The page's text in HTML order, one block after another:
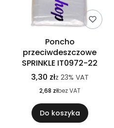
Poncho
przeciwdeszczowe
SPRINKLE IT0972-22
3,30 złz 23% VAT
2,68 złbez VAT
Do koszyka